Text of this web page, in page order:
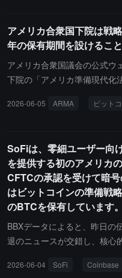
アメリカ合衆国下院は戦
年の保有期間を設けるこ
アメリカ合衆国議会の公式ウ
下院の「アメリカ準備現代化
ラス・ベギッチによって提案
略的ビットコイン準備に組み
し、その期間中は売却または
期ごとの準備証明メカニズム
ることも含まれています。各
制度の独立口座に保管するこ
しては、法案は財務省と商務
方法でビットコインを増持す
資産の転換、没収所得、自発
2026-06-05 ARMA ビット
SoFiは、零細ユーザー向
を提供する初のアメリカ
CFTCの承認を受けて暗
はビットコインの準備戦
のBTCを保有しています。
BBXデータによると、昨日の
退のニュースが交錯し、核心
リースを通じて、傘下の
2026-06-04 SoFi Coinbase